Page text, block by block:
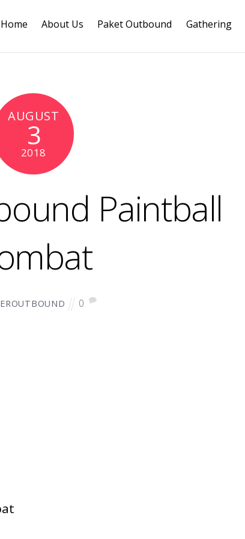
Home About Us Paket Outbound Gathering
AUGUST
3
2018
Paintball
0